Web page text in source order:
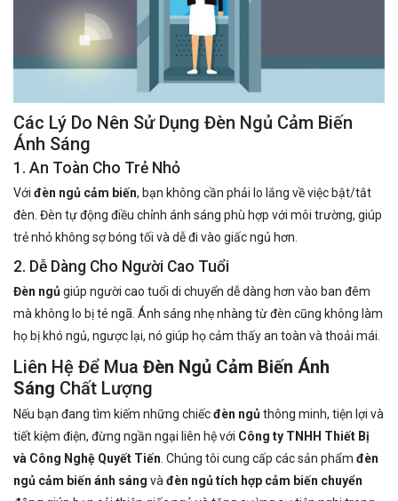
Các Lý Do Nên Sử Dụng Đèn Ngủ Cảm Biến
Ánh Sáng
1. An Toàn Cho Trẻ Nhỏ
Với đèn ngủ cảm biến, bạn không cần phải lo lắng về việc bật/tắt
đèn. Đèn tự động điều chỉnh ánh sáng phù hợp với môi trường, giúp
trẻ nhỏ không sợ bóng tối và dễ đi vào giấc ngủ hơn.
2. Dễ Dàng Cho Người Cao Tuổi
Đèn ngủgiúp người cao tuổi di chuyển dễ dàng hơn vào ban đêm
mà không lo bị té ngã. Ánh sáng nhẹ nhàng từ đèn cũng không làm
họ bị khó ngủ, ngược lại, nó giúp họ cảm thấy an toàn và thoải mái.
Liên Hệ Để Mua Đèn Ngủ Cảm Biến Ánh
Sáng Chất Lượng
Nếu bạn đang tìm kiếm những chiếcđèn ngủthông minh, tiện lợi và
tiết kiệm điện, đừng ngần ngại liên hệ với Công ty TNHH Thiết Bị
và Công Nghệ Quyết Tiến . Chúng tôi cung cấp các sản phẩm đèn
ngủ cảm biến ánh sáng và đèn ngủ tích hợp cảm biến chuyển